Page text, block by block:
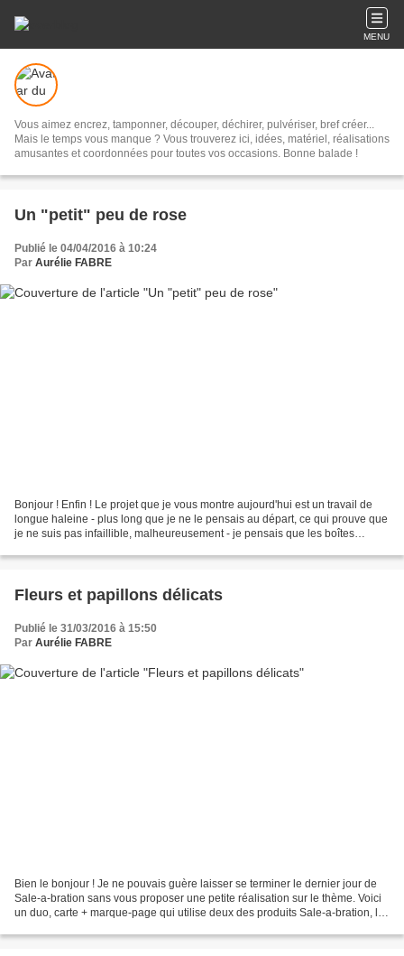
MENU
Vous aimez encrez, tamponner, découper, déchirer, pulvériser, bref créer...
Mais le temps vous manque ? Vous trouverez ici, idées, matériel, réalisations
amusantes et coordonnées pour toutes vos occasions. Bonne balade !
Un "petit" peu de rose
Publié le 04/04/2016 à 10:24
Par Aurélie FABRE
Bonjour ! Enfin ! Le projet que je vous montre aujourd'hui est un travail de
longue haleine - plus long que je ne le pensais au départ, ce qui prouve que
je ne suis pas infaillible, malheureusement - je pensais que les boîtes
Fleurs et papillons délicats
Publié le 31/03/2016 à 15:50
Par Aurélie FABRE
Bien le bonjour ! Je ne pouvais guère laisser se terminer le dernier jour de
Sale-a-bration sans vous proposer une petite réalisation sur le thème. Voici
un duo, carte + marque-page qui utilise deux des produits Sale-a-bration, le